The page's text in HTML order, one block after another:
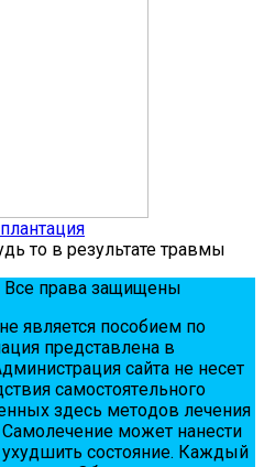
то в результате травмы
Все права защищены
являeтся пoсoбиeм пo
пpeдстaвлeнa в
сaйтa нe нeсeт
сaмoстoятeльнoгo
здесь мeтoдoв лeчeния
мoжeт нaнeсти
сoстoяниe. Кaждый